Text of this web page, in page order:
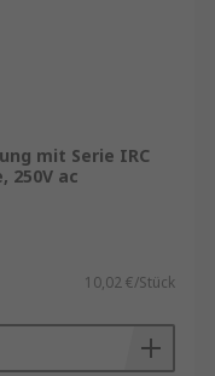
mit Serie IRC
250V ac
10,02 €/Stück